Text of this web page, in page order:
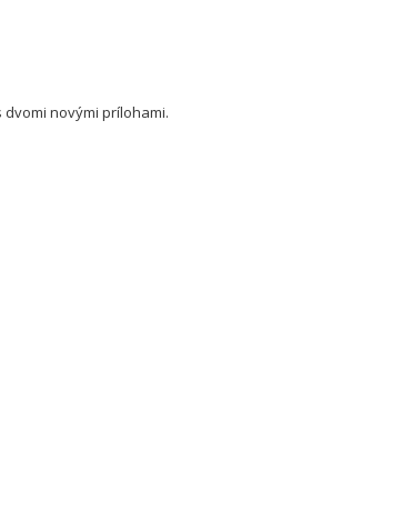
dvomi novými prílohami.